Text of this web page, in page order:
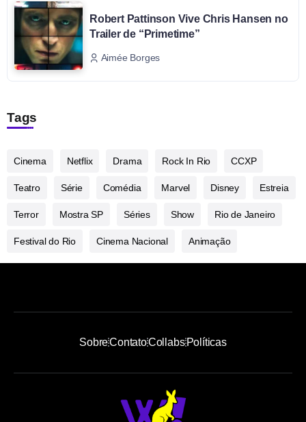
Robert Pattinson Vive Chris Hansen no
Trailer de “Primetime”
Aimée Borges
Tags
Cinema Netflix Drama Rock In Rio CCXP
Teatro Série Comédia Marvel Disney Estreia
Terror Mostra SP Séries Show Rio de Janeiro
Festival do Rio Cinema Nacional Animação
SobreContatoCollabsPolíticas